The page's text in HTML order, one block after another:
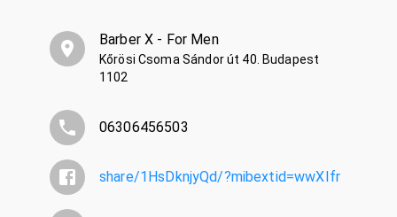
Barber X - For Men
Kőrösi Csoma Sándor út 40. Budapest
1102
06306456503
share/1HsDknjyQd/?mibextid=wwXIfr